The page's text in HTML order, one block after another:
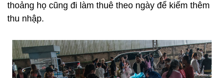
thoảng họ cũng đi làm thuê theo ngày để kiếm thêm
thu nhập.